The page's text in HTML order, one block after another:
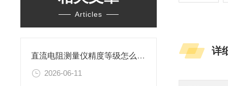
Articles
直流电阻测量仪精度等级怎么选？
2026-06-11
详